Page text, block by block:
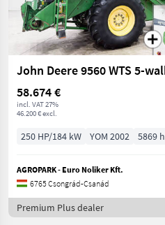
58.674 €
incl. VAT 27%
46.200 € excl.
250 HP/184 kW YOM 2002 5869 h
AGROPARK - Euro Noliker Kft.
6765 Csongrád-Csanád
Premium Plus dealer